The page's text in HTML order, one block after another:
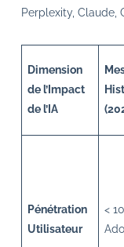
Perplexity, Claude,
Dimension
de l’Impact
de l’IA
Pénétration
Utilisateur
<